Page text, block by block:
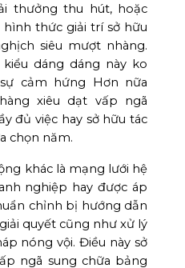
thưởng thu hút, hoặc
thức giải trí sở hữu
siêu mượt nhàng.
dáng dáng này ko
cảm hứng Hơn nữa
xiêu dạt vấp ngã
đủ việc hay sở hữu tác
chọn năm.
khác là mạng lưới hệ
nghiệp hay được áp
chỉnh bị hướng dẫn
quyết cũng như xử lý
nóng vội. Điều này sở
ngã sung chữa bảng